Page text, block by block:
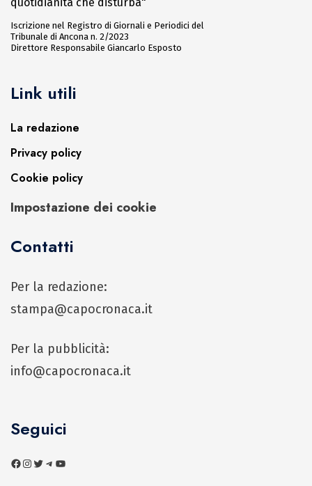
Iscrizione nel Registro di Giornali e Periodici del
Tribunale di Ancona n. 2/2023
Direttore Responsabile Giancarlo Esposto
Link utili
La redazione
Privacy policy
Cookie policy
Impostazione dei cookie
Contatti
Per la redazione:
stampa@capocronaca.it
Per la pubblicità:
info@capocronaca.it
Seguici